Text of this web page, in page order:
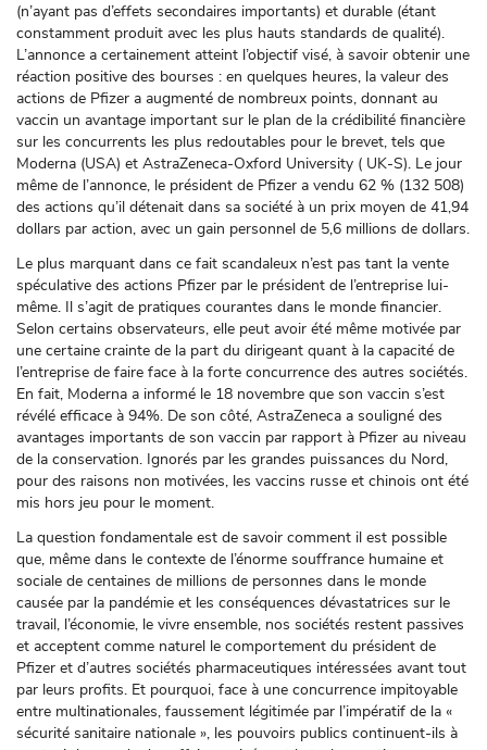
(n’ayant pas d’effets secondaires importants) et durable (étant
constamment produit avec les plus hauts standards de qualité).
L’annonce a certainement atteint l’objectif visé, à savoir obtenir une
réaction positive des bourses : en quelques heures, la valeur des
actions de Pfizer a augmenté de nombreux points, donnant au
vaccin un avantage important sur le plan de la crédibilité financière
sur les concurrents les plus redoutables pour le brevet, tels que
Moderna (USA) et AstraZeneca-Oxford University ( UK-S). Le jour
même de l’annonce, le président de Pfizer a vendu 62 % (132 508)
des actions qu’il détenait dans sa société à un prix moyen de 41,94
dollars par action, avec un gain personnel de 5,6 millions de dollars.
Le plus marquant dans ce fait scandaleux n’est pas tant la vente
spéculative des actions Pfizer par le président de l’entreprise lui-
même. Il s’agit de pratiques courantes dans le monde financier.
Selon certains observateurs, elle peut avoir été même motivée par
une certaine crainte de la part du dirigeant quant à la capacité de
l’entreprise de faire face à la forte concurrence des autres sociétés.
En fait, Moderna a informé le 18 novembre que son vaccin s’est
révélé efficace à 94%. De son côté, AstraZeneca a souligné des
avantages importants de son vaccin par rapport à Pfizer au niveau
de la conservation. Ignorés par les grandes puissances du Nord,
pour des raisons non motivées, les vaccins russe et chinois ont été
mis hors jeu pour le moment.
La question fondamentale est de savoir comment il est possible
que, même dans le contexte de l’énorme souffrance humaine et
sociale de centaines de millions de personnes dans le monde
causée par la pandémie et les conséquences dévastatrices sur le
travail, l’économie, le vivre ensemble, nos sociétés restent passives
et acceptent comme naturel le comportement du président de
Pfizer et d’autres sociétés pharmaceutiques intéressées avant tout
par leurs profits. Et pourquoi, face à une concurrence impitoyable
entre multinationales, faussement légitimée par l’impératif de la «
sécurité sanitaire nationale », les pouvoirs publics continuent-ils à